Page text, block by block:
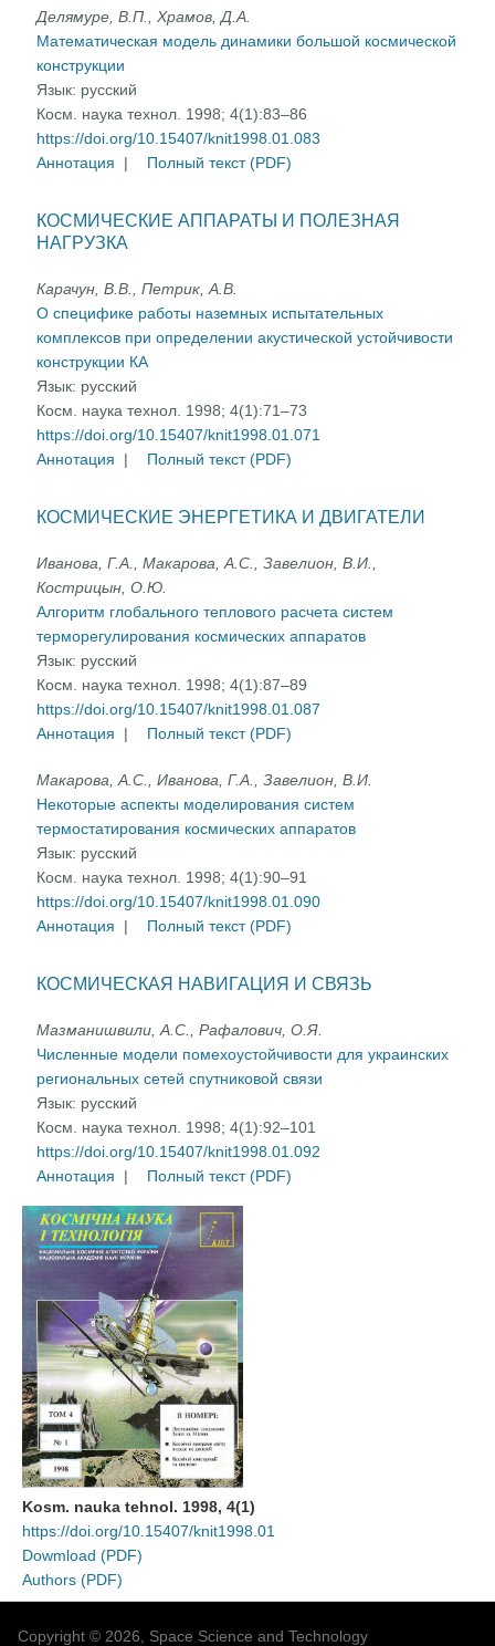
Делямуре, В.П., Храмов, Д.А.
Математическая модель динамики большой космической
конструкции
Язык: русский
Косм. наука технол. 1998; 4(1):83–86
https://doi.org/10.15407/knit1998.01.083
Аннотация
| Полный текст (PDF)
КОСМИЧЕСКИЕ АППАРАТЫ И ПОЛЕЗНАЯ
НАГРУЗКА
Карачун, В.В., Петрик, А.В.
О специфике работы наземных испытательных
комплексов при определении акустической устойчивости
конструкции КА
Язык: русский
Косм. наука технол. 1998; 4(1):71–73
https://doi.org/10.15407/knit1998.01.071
Аннотация
| Полный текст (PDF)
КОСМИЧЕСКИЕ ЭНЕРГЕТИКА И ДВИГАТЕЛИ
Иванова, Г.А., Макарова, А.С., Завелион, В.И.,
Кострицын, О.Ю.
Алгоритм глобального теплового расчета систем
терморегулирования космических аппаратов
Язык: русский
Косм. наука технол. 1998; 4(1):87–89
https://doi.org/10.15407/knit1998.01.087
Аннотация
| Полный текст (PDF)
Макарова, А.С., Иванова, Г.А., Завелион, В.И.
Некоторые аспекты моделирования систем
термостатирования космических аппаратов
Язык: русский
Косм. наука технол. 1998; 4(1):90–91
https://doi.org/10.15407/knit1998.01.090
Аннотация
| Полный текст (PDF)
КОСМИЧЕСКАЯ НАВИГАЦИЯ И СВЯЗЬ
Мазманишвили, А.С., Рафалович, О.Я.
Численные модели помехоустойчивости для украинских
региональных сетей спутниковой связи
Язык: русский
Косм. наука технол. 1998; 4(1):92–101
https://doi.org/10.15407/knit1998.01.092
Аннотация
| Полный текст (PDF)
Kosm. nauka tehnol. 1998, 4(1)
https://doi.org/10.15407/knit1998.01
Dowmload (PDF)
Authors (PDF)
Copyright © 2026, Space Science and Technology